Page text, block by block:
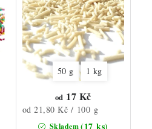
50 g 1 kg
Skladem(17 ks)
od 17 Kč
Měrná
cena:
od 21,80 Kč / 100 g